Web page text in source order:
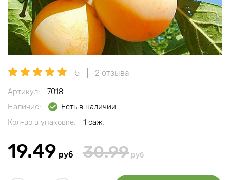
5 2 отзыва
Артикул:
7018
Наличие:
Есть в наличии
Кол-во в упаковке:
1 саж.
19.49 руб 30.99 руб